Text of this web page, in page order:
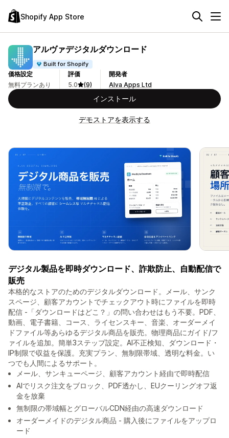
Shopify App Store
アルヴァデジタルダウンロード
Built for Shopify
価格設定
無料プランあり
評価
5.0
(9)
開発者
Alva Apps Ltd
インストール
デモストアを表示する
デジタル製品を即時ダウンロード、詐欺防止、自動配信で
販売
本格的なストアのためのデジタルダウンロード。メール、サンク
スページ、顧客アカウントでチェックアウト時にファイルを即時
配信 -「ダウンロードはどこ？」の問い合わせはもう不要。PDF、
動画、電子書籍、コース、ライセンスキー、音楽、オーダーメイ
ドファイル等あらゆるデジタル商品を販売。物理商品にガイド/フ
ァイルを追加。簡単3ステップ設定。AI不正検知、ダウンロード・
IP制限で収益を保護。充実プラン、無制限帯域、透明な料金。い
つでも人間によるサポート。
メール、サンキューページ、顧客アカウント経由で即時配信
AIでリスク注文をブロック、PDF透かし、EUクーリングオフ返
金を放棄
無制限の帯域幅とグローバルCDN経由の高速ダウンロード
オーダーメイドのデジタル商品 - 購入後にファイルをアップロ
ード